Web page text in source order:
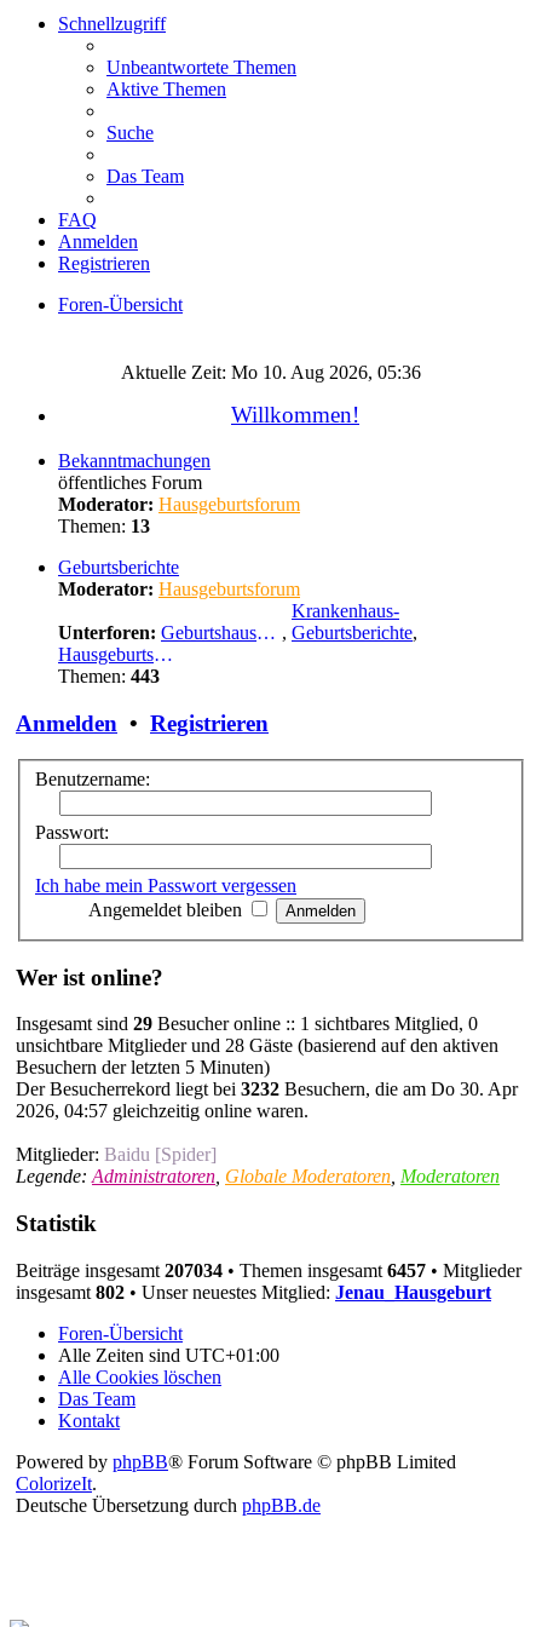
Schnellzugriff
Unbeantwortete Themen
Aktive Themen
Suche
Das Team
FAQ
Anmelden
Registrieren
Foren-Übersicht
Aktuelle Zeit: Mo 10. Aug 2026, 05:36
Willkommen!
Bekanntmachungen
öffentliches Forum
Moderator: Hausgeburtsforum
Themen: 13
Geburtsberichte
Moderator: Hausgeburtsforum
Unterforen: Geburtshausgeburtsberichte ,
Krankenhaus-
Geburtsberichte,
Hausgeburtsberichte
Themen: 443
Anmelden • Registrieren
Benutzername:
Passwort:
Ich habe mein Passwort vergessen
Angemeldet bleiben
Wer ist online?
Insgesamt sind 29 Besucher online :: 1 sichtbares Mitglied, 0
unsichtbare Mitglieder und 28 Gäste (basierend auf den aktiven
Besuchern der letzten 5 Minuten)
Der Besucherrekord liegt bei 3232 Besuchern, die am Do 30. Apr
2026, 04:57 gleichzeitig online waren.
Mitglieder: Baidu [Spider]
Legende:Administratoren, Globale Moderatoren, Moderatoren
Statistik
Beiträge insgesamt 207034 • Themen insgesamt 6457 • Mitglieder
insgesamt 802 • Unser neuestes Mitglied: Jenau_Hausgeburt
Foren-Übersicht
Alle Zeiten sind UTC+01:00
Alle Cookies löschen
Das Team
Kontakt
Powered by phpBB® Forum Software © phpBB Limited
ColorizeIt.
Deutsche Übersetzung durch phpBB.de